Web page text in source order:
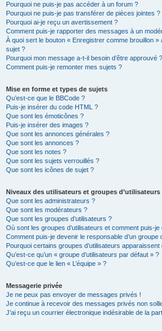
Pourquoi ne puis-je pas accéder à un forum ?
Pourquoi ne puis-je pas transférer de pièces jointes ?
Pourquoi ai-je reçu un avertissement ?
Comment puis-je rapporter des messages à un
À quoi sert le bouton « Enregistrer comme brouillon »
sujet ?
Pourquoi mon message a-t-il besoin d’être approuvé ?
Comment puis-je remonter mes sujets ?
Mise en forme et types de sujets
Qu’est-ce que le BBCode ?
Puis-je insérer du code HTML ?
Que sont les émoticônes ?
Puis-je insérer des images ?
Que sont les annonces générales ?
Que sont les annonces ?
Que sont les notes ?
Que sont les sujets verrouillés ?
Que sont les icônes de sujet ?
Niveaux des utilisateurs et groupes d’utilisateurs
Que sont les administrateurs ?
Que sont les modérateurs ?
Que sont les groupes d’utilisateurs ?
Où sont les groupes d’utilisateurs et comment puis-je
Comment puis-je devenir le responsable d’un groupe
Pourquoi certains groupes d’utilisateurs
Qu’est-ce qu’un « groupe d’utilisateurs par défaut » ?
Qu’est-ce que le lien « L’équipe » ?
Messagerie privée
Je ne peux pas envoyer de messages privés !
Je continue à recevoir des messages privés non
J’ai reçu un courrier électronique indésirable de la